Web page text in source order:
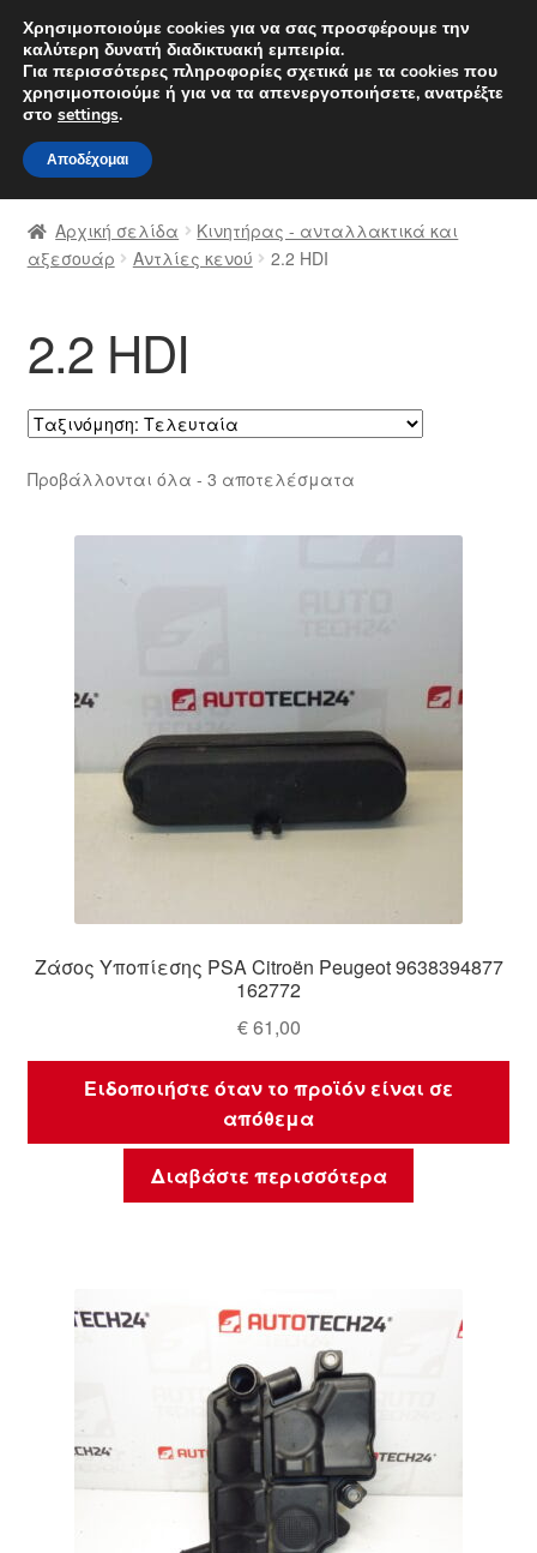
ΑΠΟΣΤΟΛΗ από 7 EUR
Δευτέρα-Παρ. 9 π.μ. - 4 μ.μ.
Απευθείας
μετάβαση
στην
πλοήγηση
Μετάβαση
σε
περιεχόμενο
Αρχική
Διαδικασία Παραπόνων
Καροτσάκι
Μεταφορά
Παγκόσμια αποστολή
Παράπονα
Αρχική σελίδα
Κινητήρας - ανταλλακτικά και
αξεσουάρ
Αντλίες κενού 2.2 HDI
2.2 HDI
Προβάλλονται όλα - 3 αποτελέσματαSorted
latest
Ζάσος Υποπίεσης PSA Citroën Peugeot 9638394877
162772
€61,00
Ειδοποιήστε όταν το προϊόν είναι σε
απόθεμα
Διαβάστε περισσότερα
Χρησιμοποιούμε cookies για να σας προσφέρουμε την
καλύτερη δυνατή διαδικτυακή εμπειρία.
Για περισσότερες πληροφορίες σχετικά με τα cookies που
χρησιμοποιούμε ή για να τα απενεργοποιήσετε, ανατρέξτε
στο settings.
Αποδέχομαι